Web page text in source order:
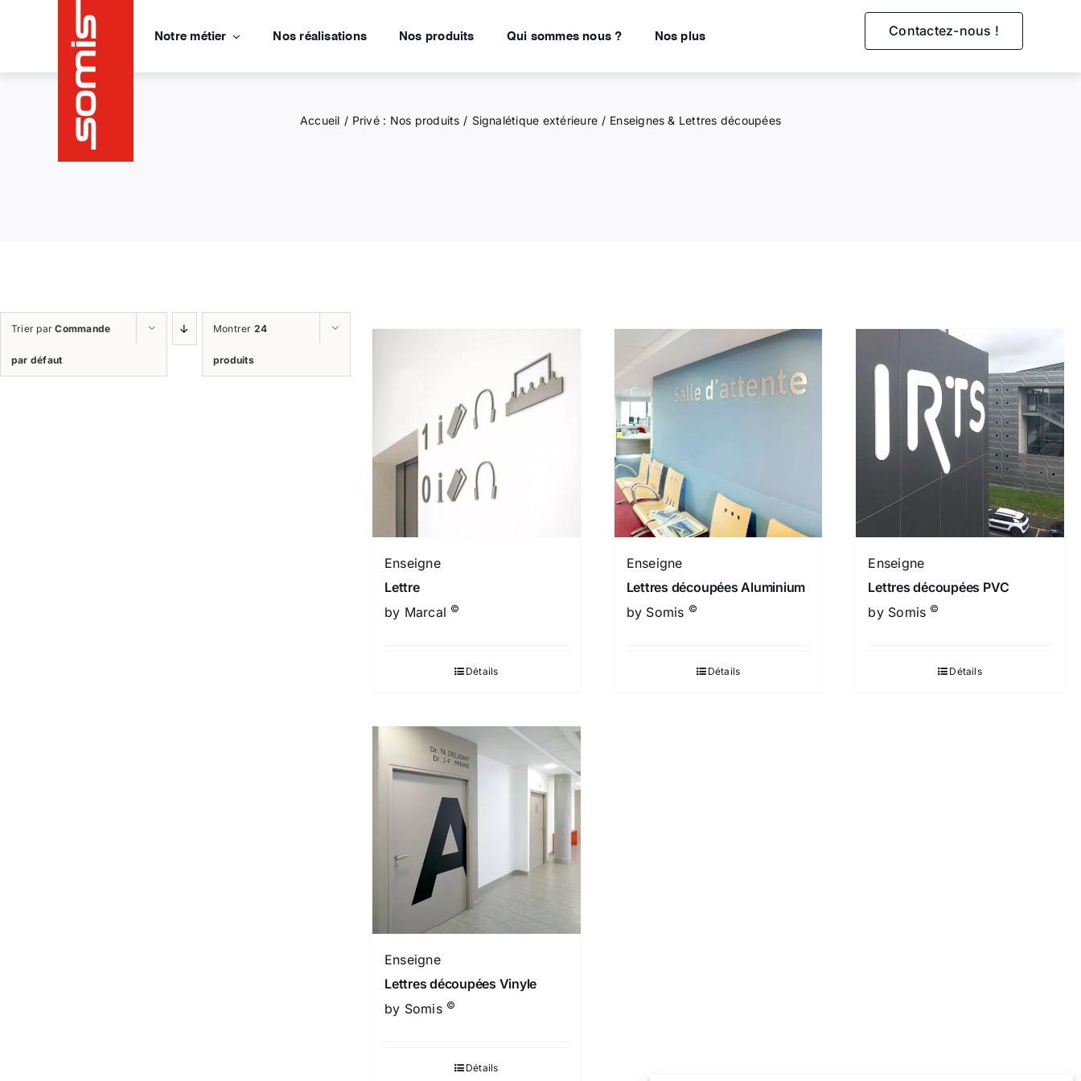
Notre métier Nos réalisations Nos produits Qui sommes nous ? Nos plus Contactez-nous !
Accueil Privé : Nos produits Signalétique extérieure Enseignes & Lettres découpées
Trier parCommande
par défaut
Montrer 24
produits
Enseigne
Lettre
by Marcal ©
Détails
Enseigne
Lettres découpées Aluminium
by Somis ©
Détails
Enseigne
Lettres découpées PVC
by Somis ©
Détails
Enseigne
Lettres découpées Vinyle
by Somis ©
Détails